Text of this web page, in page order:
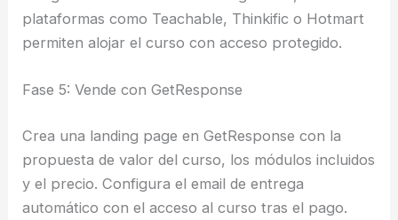
plataformas como Teachable, Thinkific o Hotmart
permiten alojar el curso con acceso protegido.
Fase 5: Vende con GetResponse
Crea una landing page en GetResponse con la
propuesta de valor del curso, los módulos incluidos
y el precio. Configura el email de entrega
automático con el acceso al curso tras el pago.